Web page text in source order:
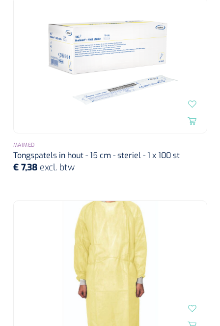
MAIMED
Tongspatels in hout - 15 cm - steriel - 1 x 100 st
€ 7,38 excl. btw